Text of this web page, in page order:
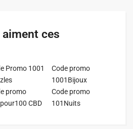
ces
Promo 1001
Code promo
1001Bijoux
promo
CBD
Code promo
101Nuits